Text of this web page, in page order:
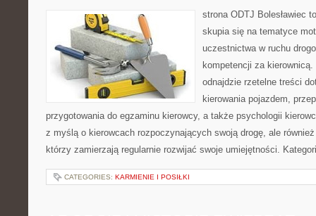
strona ODTJ Bolesławiec
skupia się na tematyce
uczestnictwa w ruchu
kompetencji za
odnajdzie rzetelne treści
kierowania pojazdem,
przygotowania do egzaminu kierowcy, a także psychologii
z myślą o kierowcach rozpoczynających swoją drogę, ale
którzy zamierzają regularnie rozwijać swoje umiejętności.
CATEGORIES: KARMIENIE I POSIŁKI